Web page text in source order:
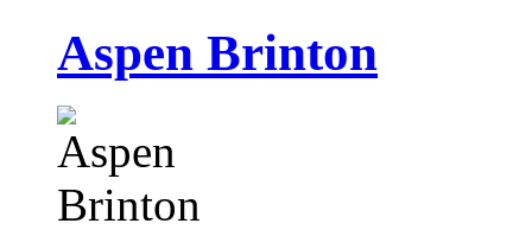
Aspen Brinton